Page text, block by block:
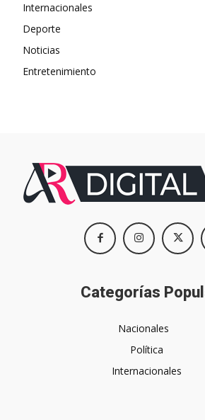
Internacionales
Deporte
Noticias
Entretenimiento
Categorías
Nacionales
Política
Internacionales